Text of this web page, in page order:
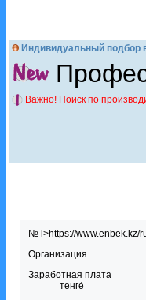
Индивидуальный подбор
Важно! Поиск по
№ l>https://www.enbek.kz/
Организация
Заработная плата
тенге́